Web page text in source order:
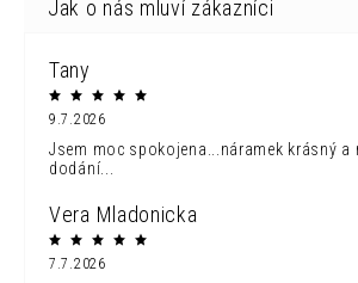
Tany
9.7.2026
Jsem moc spokojena...náramek krásný a
dodání...
Vera Mladonicka
7.7.2026